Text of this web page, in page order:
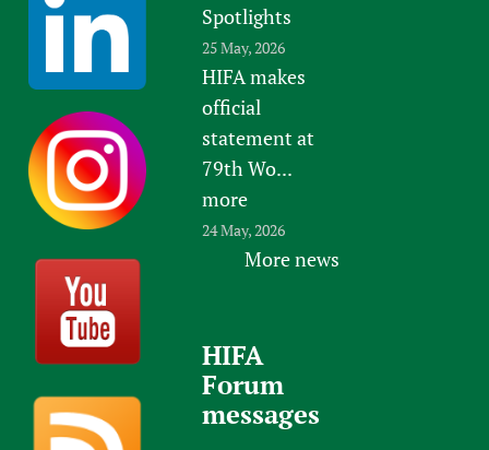
Spotlights
25 May, 2026
HIFA makes
official
statement at
79th Wo...
more
24 May, 2026
More news
HIFA
Forum
messages